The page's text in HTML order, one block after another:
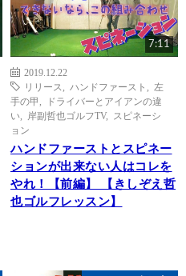
7:11
2019.12.22
リリース
ハンドファースト
左
手の甲
ドライバーとアイアンの違
い
岸副哲也ゴルフTV,
スピネーシ
ョン
ハンドファーストとスピネー
ションが出来ない人はコレを
やれ！【前編】 【きしぞえ哲
也ゴルフレッスン】